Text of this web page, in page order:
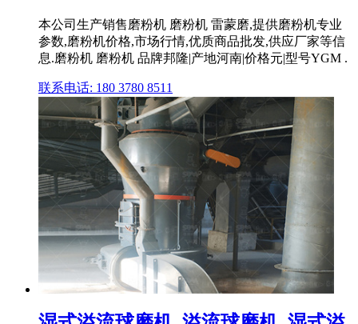
本公司生产销售磨粉机 磨粉机 雷蒙磨,提供磨粉机专业
参数,磨粉机价格,市场行情,优质商品批发,供应厂家等信
息.磨粉机 磨粉机 品牌邦隆|产地河南|价格元|型号YGM .
联系电话: 180 3780 8511